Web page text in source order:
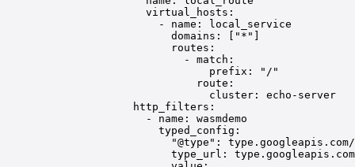
virtual_hosts :
- name :
local_service
domains : [ "*"
routes :
- match :
prefix :
"/"
route :
cluster : echo-server
http_filters :
- name : wasmdemo
typed_config :
"@type" :
type_url :